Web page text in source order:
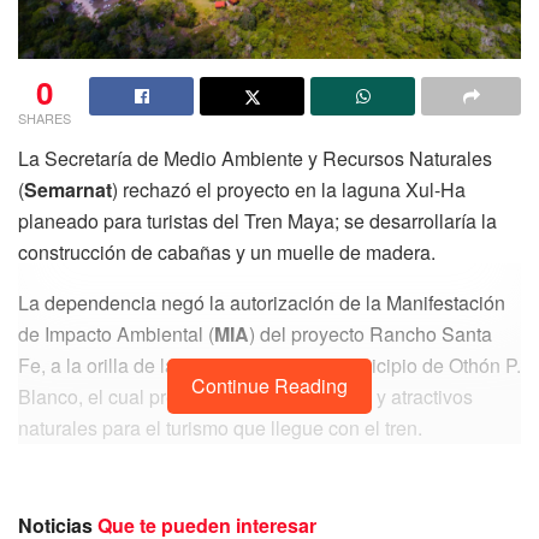
0
SHARES
La Secretaría de Medio Ambiente y Recursos Naturales
(Semarnat) rechazó el proyecto en la laguna Xul-Ha
planeado para turistas del Tren Maya; se desarrollaría la
construcción de cabañas y un muelle de madera.
La dependencia negó la autorización de la Manifestación
de Impacto Ambiental (MIA) del proyecto Rancho Santa
Fe, a la orilla de la laguna de XulHa, municipio de Othón P.
Blanco, el cual pretendía ofrecer cabañas y atractivos
naturales para el turismo que llegue con el tren.
Continue Reading
NoticiasQue te pueden interesar